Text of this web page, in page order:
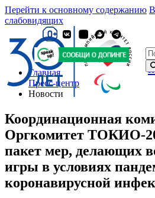
Перейти к основному содержанию
слабовидящих
Главная
Пресс-центр
Новости
Координационная
Оргкомитет ТОКИО-
пакет мер, делающих
игры в условиях
коронавирусной